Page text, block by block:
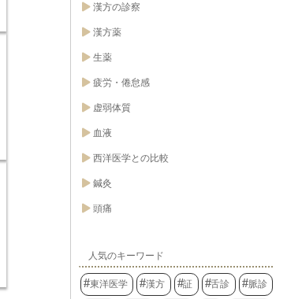
漢方の診察
漢方薬
生薬
疲労・倦怠感
虚弱体質
血液
西洋医学との比較
鍼灸
頭痛
人気のキーワード
東洋医学 漢方 証 舌診 脈診